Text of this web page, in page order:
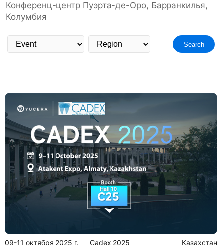
Конференц-центр Пуэрта-де-Оро, Барранкилья,
Колумбия
Search
09-11 октября 2025 г. Cadex 2025 Казахстан